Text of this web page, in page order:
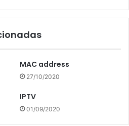
MAC address
27/10/2020
IPTV
01/09/2020